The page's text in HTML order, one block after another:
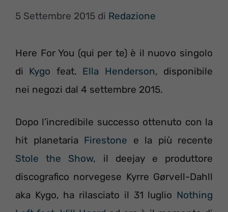
5 Settembre 2015 di Redazione
Here For You (qui per te) è il nuovo singolo
di Kygo feat. Ella Henderson, disponibile
nei negozi dal 4 settembre 2015.
Dopo l’incredibile successo ottenuto con la
hit planetaria Firestone e la più recente
Stole the Show, il deejay e produttore
discografico norvegese Kyrre Gørvell-Dahll
aka Kygo, ha rilasciato il 31 luglio Nothing